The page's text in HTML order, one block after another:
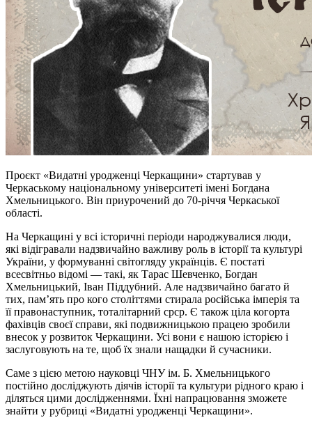
Проєкт «Видатні уродженці Черкащини» стартував у
Черкаському національному університеті імені Богдана
Хмельницького. Він приурочений до 70-річчя Черкаської
області.
На Черкащині у всі історичні періоди народжувалися люди,
які відігравали надзвичайно важливу роль в історії та культурі
України, у формуванні світогляду українців. Є постаті
всесвітньо відомі — такі, як Тарас Шевченко, Богдан
Хмельницький, Іван Піддубний. Але надзвичайно багато й
тих, пам’ять про кого століттями стирала російська імперія та
її правонаступник, тоталітарний срср. Є також ціла когорта
фахівців своєї справи, які подвижницькою працею зробили
внесок у розвиток Черкащини. Усі вони є нашою історією і
заслуговують на те, щоб їх знали нащадки й сучасники.
Саме з цією метою науковці ЧНУ ім. Б. Хмельницького
постійно досліджують діячів історії та культури рідного краю і
діляться цими дослідженнями. Їхні напрацювання зможете
знайти у рубриці «Видатні уродженці Черкащини».